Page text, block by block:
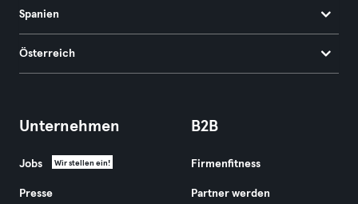
Spanien
Österreich
Unternehmen
Jobs Wir stellen ein!
Presse
B2B
Firmenfitness
Partner werden